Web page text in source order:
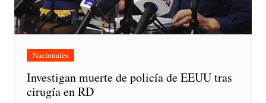
Nacionales
Investigan muerte de policía de EEUU tras
cirugía en RD